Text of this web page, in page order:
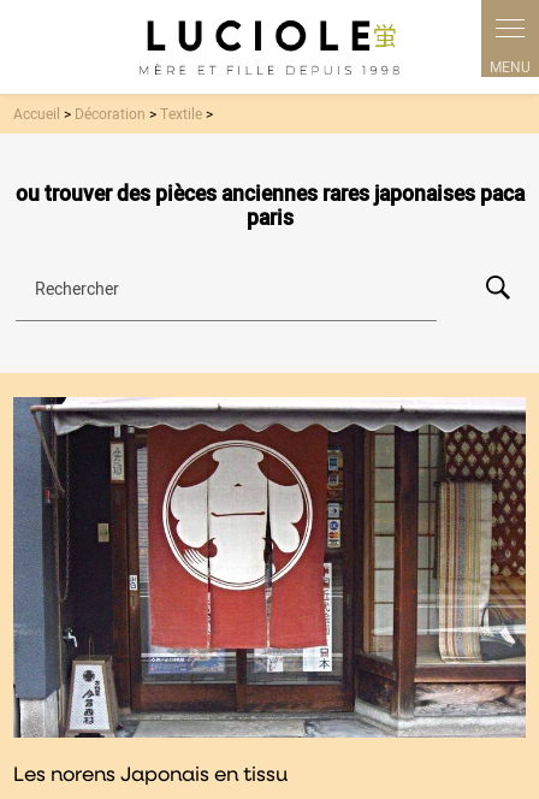
Accueil > Décoration >Textile>
ou trouver des pièces anciennes rares japonaises paca
paris
Rechercher
Les norens Japonais en tissu